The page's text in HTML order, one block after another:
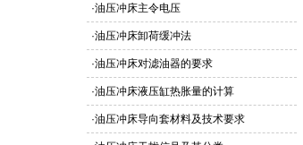
·油压冲床主令电压
·油压冲床卸荷缓冲法
·油压冲床对滤油器的要求
·油压冲床液压缸热胀量的计算
·油压冲床导向套材料及技术要求